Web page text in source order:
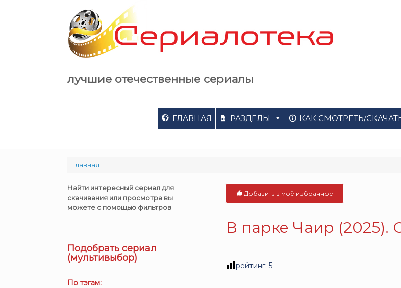
лучшие отечественные сериалы
ГЛАВНАЯ РАЗДЕЛЫ КАК СМОТРЕТЬ/
Главная
Добавить в моё избранное
В парке Чаир (2025).
рейтинг:5
Найти интересный сериал для
скачивания или просмотра вы
можете с помощью фильтров
Подобрать сериал
(мультивыбор)
По тэгам: